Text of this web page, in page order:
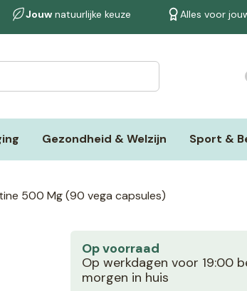
Jouwnatuurlijke keuze Alles voor
Gezondheid & Welzijn Sport &
500 Mg (90 vega capsules)
Op voorraad
Op werkdagen voor 19:00
morgen in huis